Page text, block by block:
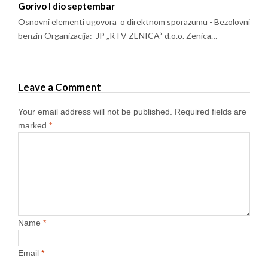
Gorivo I dio septembar
Osnovni elementi ugovora o direktnom sporazumu - Bezolovni
benzin Organizacija: JP „RTV ZENICA“ d.o.o. Zenica…
Leave a Comment
Your email address will not be published.
Required fields are
marked *
Name *
Email *